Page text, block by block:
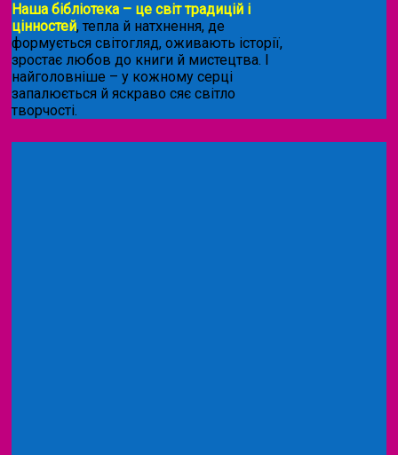
Наша бібліотека – це світ традицій і
цінностей, тепла й натхнення, де
формується світогляд, оживають історії,
зростає любов до книги й мистецтва. І
найголовніше – у кожному серці
запалюється й яскраво сяє світло
творчості.